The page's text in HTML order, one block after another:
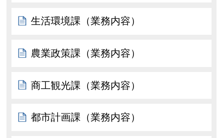
生活環境課（業務内容）
農業政策課（業務内容）
商工観光課（業務内容）
都市計画課（業務内容）